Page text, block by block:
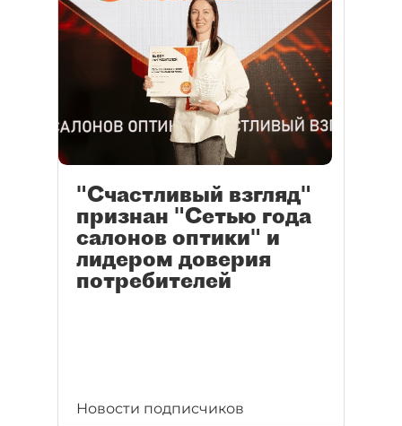
"Счастливый взгляд"
признан "Сетью года
салонов оптики" и
лидером доверия
потребителей
Новости подписчиков